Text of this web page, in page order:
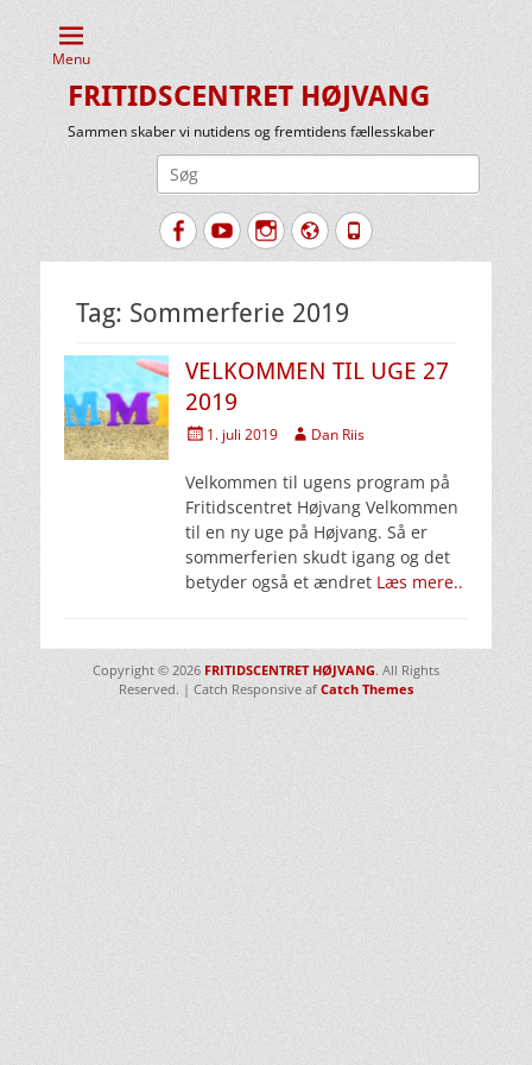
Menu
FRITIDSCENTRET HØJVANG
Sammen skaber vi nutidens og fremtidens fællesskaber
FacebookYouTubeInstagram
Website
Tlf.
Tag: Sommerferie 2019
VELKOMMEN TIL UGE 27
2019
Udgivet
1. juli 2019 Forfatter
Dan Riis
Velkommen til ugens program på
Fritidscentret Højvang Velkommen
til en ny uge på Højvang. Så er
sommerferien skudt igang og det
betyder også et ændret Læs mere..
Copyright © 2026 FRITIDSCENTRET HØJVANG. All Rights
Reserved. | Catch Responsive af Catch Themes